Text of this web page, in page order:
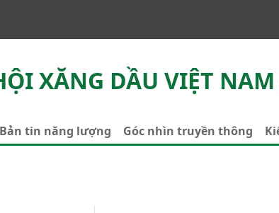
XĂNG DẦU VIỆT
Bản tin năng lượng Góc nhìn truyền thông